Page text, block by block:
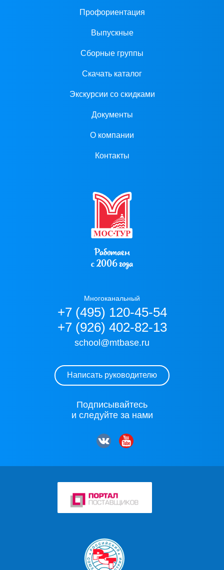
Профориентация
Выпускные
Сборные группы
Скачать каталог
Экскурсии со скидками
Документы
О компании
Контакты
Работаем
с 2006 года
Многоканальный
+7 (495) 120-45-54
+7 (926) 402-82-13
school@mtbase.ru
Написать руководителю
Подписывайтесь
и следуйте за нами